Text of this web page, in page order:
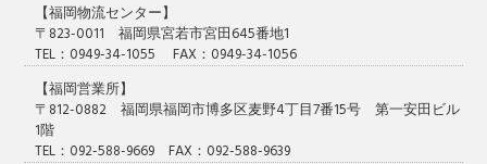
【福岡物流センター】
〒823-0011 福岡県宮若市宮田645番地1
TEL：0949-34-1055 FAX：0949-34-1056
【福岡営業所】
〒812-0882 福岡県福岡市博多区麦野4丁目7番15号 第一安田ビル
1階
TEL：092-588-9669 FAX：092-588-9639